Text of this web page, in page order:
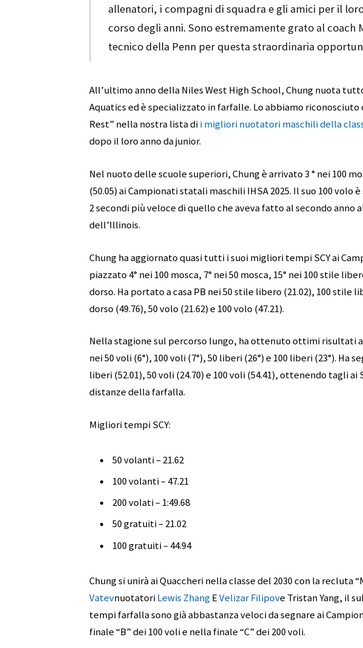
allenatori, i compagni di squadra e gli amici per il
corso degli anni. Sono estremamente grato al coach
tecnico della Penn per questa straordinaria
All’ultimo anno della Niles West High School, Chung nuota
Aquatics ed è specializzato in farfalle. Lo abbiamo
Rest” nella nostra lista dii migliori nuotatori maschili della
dopo il loro anno da junior.
Nel nuoto delle scuole superiori, Chung è arrivato 3 ° nei 100
(50.05) ai Campionati statali maschili IHSA 2025. Il suo 100 volo
2 secondi più veloce di quello che aveva fatto al secondo anno
dell’Illinois.
Chung ha aggiornato quasi tutti i suoi migliori tempi SCY ai
piazzato 4° nei 100 mosca, 7° nei 50 mosca, 15° nei 100 stile
dorso. Ha portato a casa PB nei 50 stile libero (21.02), 100 stile
dorso (49.76), 50 volo (21.62) e 100 volo (47.21).
Nella stagione sul percorso lungo, ha ottenuto ottimi risultati
nei 50 voli (6°), 100 voli (7°), 50 liberi (26°) e 100 liberi (23°). Ha
liberi (52.01), 50 voli (24.70) e 100 voli (54.41), ottenendo tagli
distanze della farfalla.
Migliori tempi SCY:
50 volanti – 21.62
100 volanti – 47.21
200 volati – 1:49.68
50 gratuiti – 21.02
100 gratuiti – 44.94
Chung si unirà ai Quaccheri nella classe del 2030 con la recluta
VatevnuotatoriLewis ZhangEVelizar Filipove Tristan Yang, il
tempi farfalla sono già abbastanza veloci da segnare ai
finale “B” dei 100 voli e nella finale “C” dei 200 voli.